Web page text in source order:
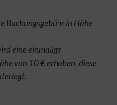
Buchungsgebühr in Höhe
eine einmalige
von 10 € erhoben, diese